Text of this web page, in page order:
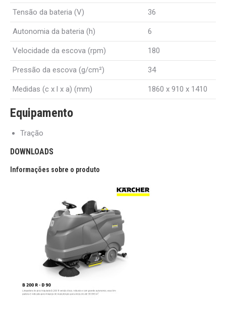
Tensão da bateria (V) 36
Autonomia da bateria (h) 6
Velocidade da escova (rpm) 180
Pressão da escova (g/cm²) 34
Medidas (c x l x a) (mm) 1860 x 910 x 1410
Equipamento
Tração
DOWNLOADS
Informações sobre o produto